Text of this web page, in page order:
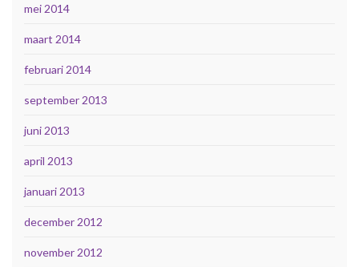
mei 2014
maart 2014
februari 2014
september 2013
juni 2013
april 2013
januari 2013
december 2012
november 2012